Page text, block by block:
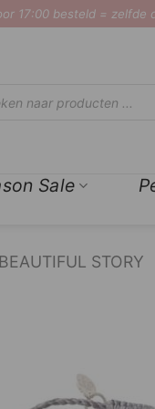
17:00 besteld = zelfde
Sale
STORY